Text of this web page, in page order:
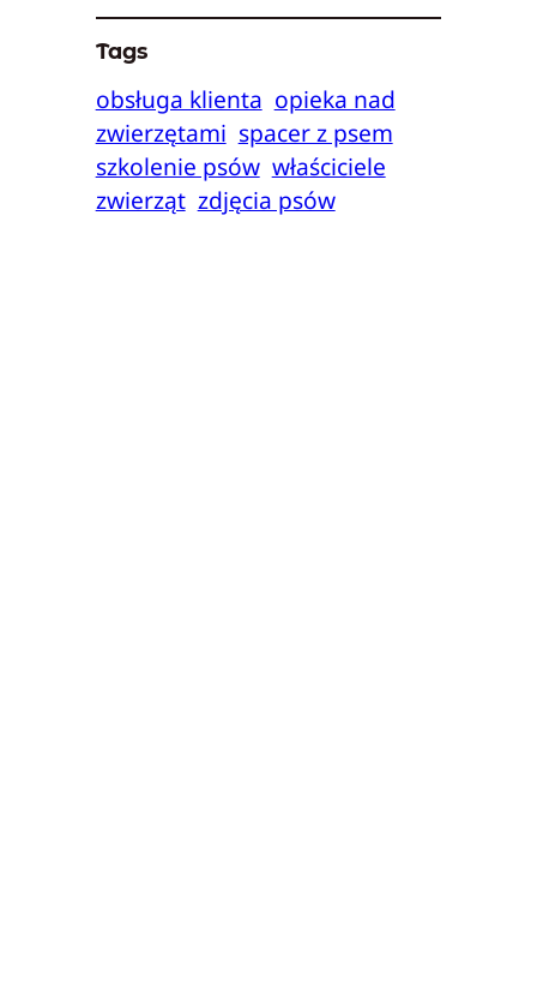
Tags
obsługa klienta opieka nad
zwierzętami spacer z psem
szkolenie psów właściciele
zwierząt zdjęcia psów